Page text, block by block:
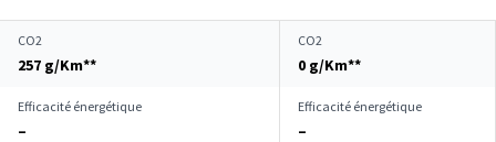
CO2
257 g/Km**
CO2
0 g/Km**
Efficacité énergétique
–
Efficacité énergétique
–